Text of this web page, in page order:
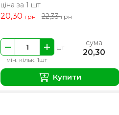
ціна за 1 шт
20,30 грн 22,33грн
мін. кільк. 1шт
шт сума
20,30
Купити